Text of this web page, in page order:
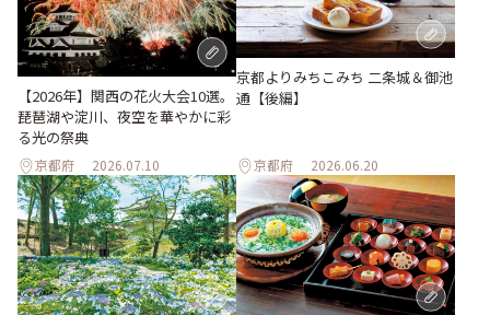
【2026年】関西の花火大会10選。
琵琶湖や淀川、夜空を華やかに彩
る光の祭典
京都府 2026.07.10
京都よりみちこみち 二条城＆御池
通【後編】
京都府 2026.06.20